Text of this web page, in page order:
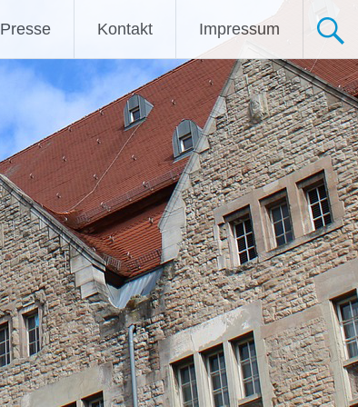
Presse Kontakt Impressum